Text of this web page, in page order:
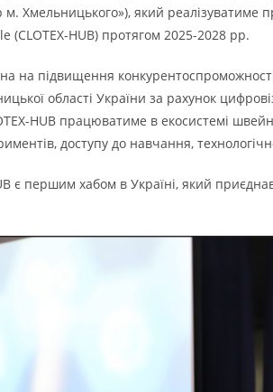
м. Хмельницького»), який
(CLOTEX-HUB) протягом 2025-2028 рр.
на підвищення
області України за рахунок
HUB працюватиме в екосистемі
доступу до навчання,
є першим хабом в Україні, який